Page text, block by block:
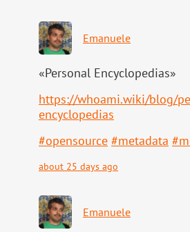
Emanuele
«Personal Encyclopedias»
https://whoami.wiki/blog/
encyclopedias
#opensource #metadata #
about 25 days ago
Emanuele